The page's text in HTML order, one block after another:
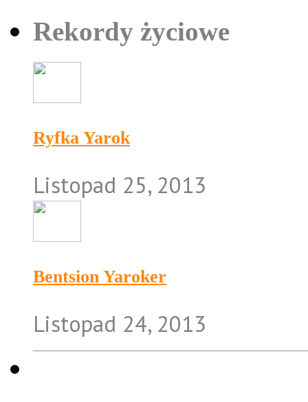
Rekordy życiowe
Ryfka Yarok
Listopad 25, 2013
Bentsion Yaroker
Listopad 24, 2013